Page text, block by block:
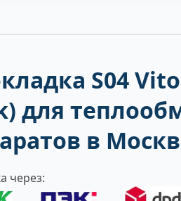
S04
для
в
через: